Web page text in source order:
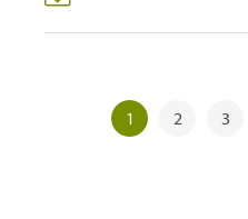
1 2 3